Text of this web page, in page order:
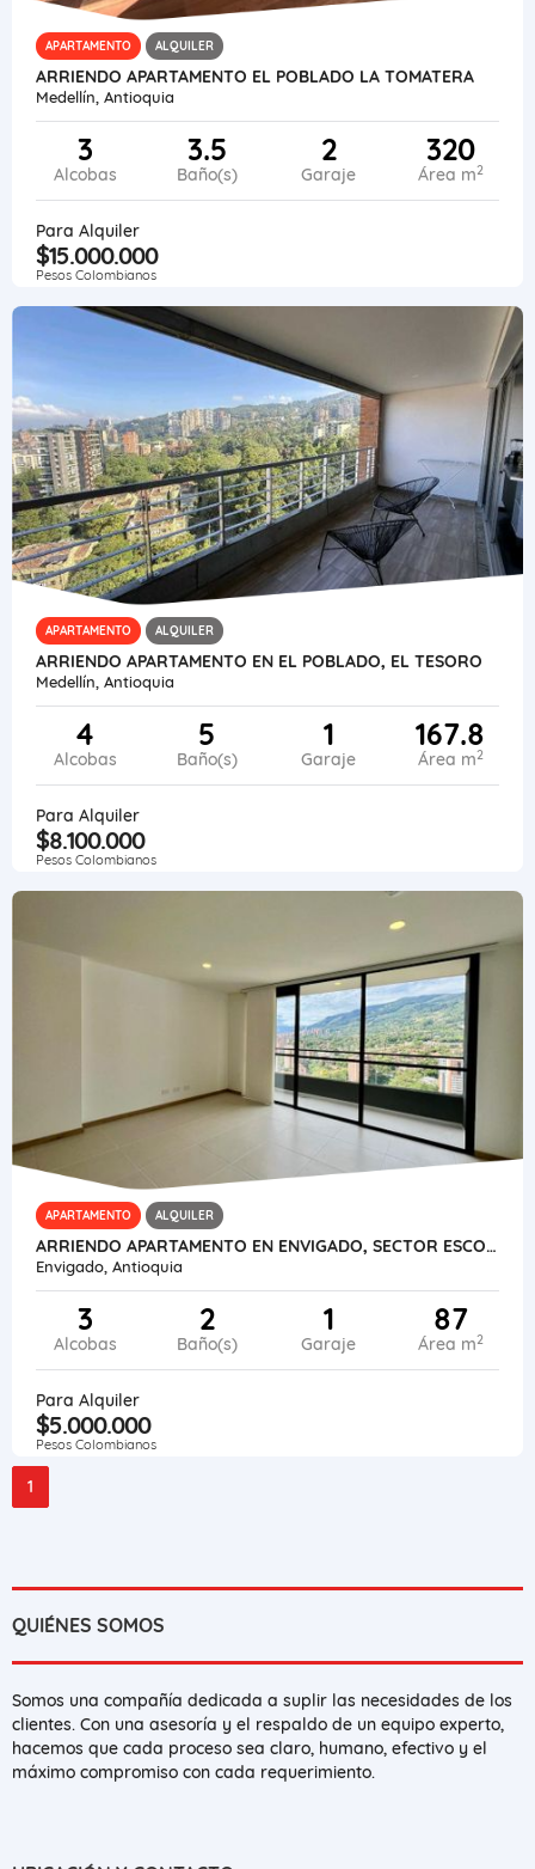
APARTAMENTO ALQUILER
ARRIENDO APARTAMENTO EL POBLADO LA TOMATERA
Medellín, Antioquia
3
Alcobas
3.5
Baño(s)
2
Garaje
320
Área m2
Para Alquiler
$15.000.000
Pesos Colombianos
APARTAMENTO ALQUILER
ARRIENDO APARTAMENTO EN EL POBLADO, EL TESORO
Medellín, Antioquia
4
Alcobas
5
Baño(s)
1
Garaje
167.8
Área m2
Para Alquiler
$8.100.000
Pesos Colombianos
APARTAMENTO ALQUILER
ARRIENDO APARTAMENTO EN ENVIGADO, SECTOR ESCOBERO
Envigado, Antioquia
3
Alcobas
2
Baño(s)
1
Garaje
87
Área m2
Para Alquiler
$5.000.000
Pesos Colombianos
1
QUIÉNES SOMOS
Somos una compañía dedicada a suplir las necesidades de los
clientes. Con una asesoría y el respaldo de un equipo experto,
hacemos que cada proceso sea claro, humano, efectivo y el
máximo compromiso con cada requerimiento.